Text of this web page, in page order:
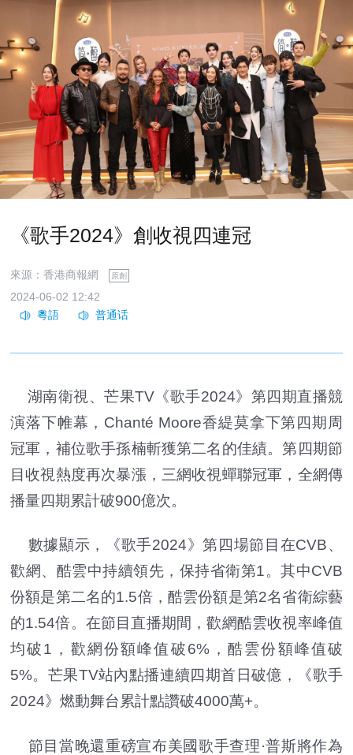
《歌手2024》創收視四連冠
來源：香港商報網 原創
2024-06-02 12:42
湖南衛視、芒果TV《歌手2024》第四期直播競
演落下帷幕，Chanté Moore香緹莫拿下第四期周
冠軍，補位歌手孫楠斬獲第二名的佳績。第四期節
目收視熱度再次暴漲，三網收視蟬聯冠軍，全網傳
播量四期累計破900億次。
數據顯示，《歌手2024》第四場節目在CVB、
歡網、酷雲中持續領先，保持省衛第1。其中CVB
份額是第二名的1.5倍，酷雲份額是第2名省衛綜藝
的1.54倍。在節目直播期間，歡網酷雲收視率峰值
均破1，歡網份額峰值破6%，酷雲份額峰值破
5%。芒果TV站內點播連續四期首日破億，《歌手
2024》燃動舞台累計點讚破4000萬+。
節目當晚還重磅宣布美國歌手查理·普斯將作為